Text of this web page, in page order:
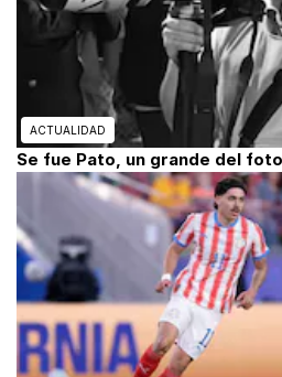
ACTUALIDAD
Se fue Pato, un grande del